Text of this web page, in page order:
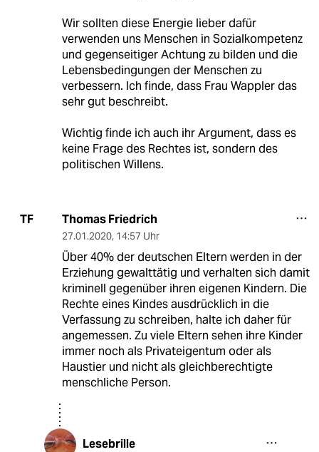
Wir sollten diese Energie lieber dafür
verwenden uns Menschen in Sozialkompetenz
und gegenseitiger Achtung zu bilden und die
Lebensbedingungen der Menschen zu
verbessern. Ich finde, dass Frau Wappler das
sehr gut beschreibt.
Wichtig finde ich auch ihr Argument, dass es
keine Frage des Rechtes ist, sondern des
politischen Willens.
TF Thomas Friedrich
27.01.2020, 14:57 Uhr
Über 40% der deutschen Eltern werden in der
Erziehung gewalttätig und verhalten sich damit
kriminell gegenüber ihren eigenen Kindern. Die
Rechte eines Kindes ausdrücklich in die
Verfassung zu schreiben, halte ich daher für
angemessen. Zu viele Eltern sehen ihre Kinder
immer noch als Privateigentum oder als
Haustier und nicht als gleichberechtigte
menschliche Person.
Lesebrille